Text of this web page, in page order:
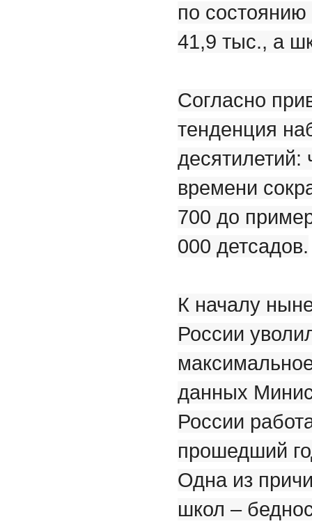
по
41,9 тыс., а
Согласно
тенденция
десятилетий:
времени
700 до
000 детсадов.
К началу
России
данных
России
прошедший
Одна из
школ –